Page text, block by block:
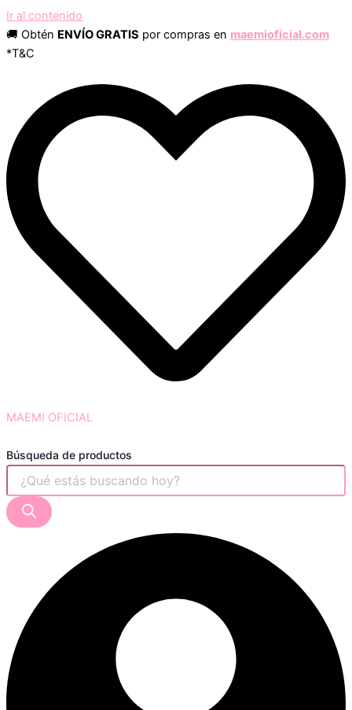
Ir al contenido
🚚 Obtén ENVÍO GRATIS por compras en maemioficial.com
*T&C
MAEMI OFICIAL
Búsqueda de productos